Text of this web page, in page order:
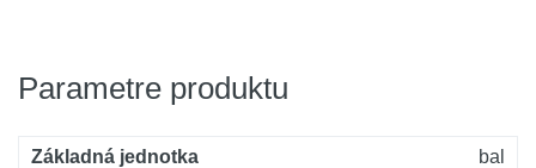
Parametre produktu
Základná jednotka
bal